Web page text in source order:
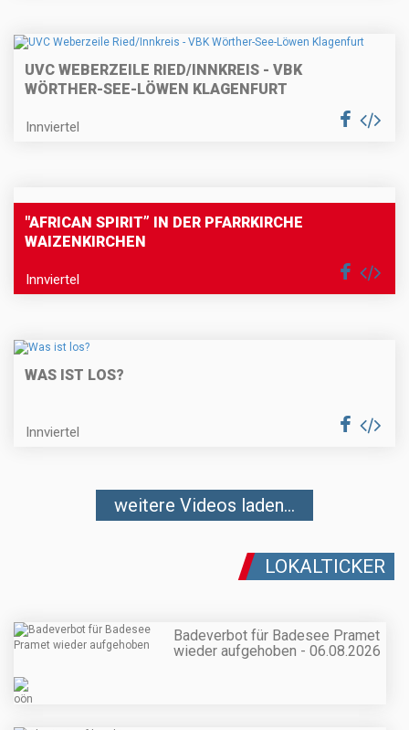
UVC WEBERZEILE RIED/INNKREIS - VBK
WÖRTHER-SEE-LÖWEN KLAGENFURT
Innviertel
"AFRICAN SPIRIT” IN DER PFARRKIRCHE
WAIZENKIRCHEN
Innviertel
WAS IST LOS?
Innviertel
weitere Videos laden...
LOKALTICKER
Badeverbot für Badesee Pramet
wieder aufgehoben - 06.08.2026